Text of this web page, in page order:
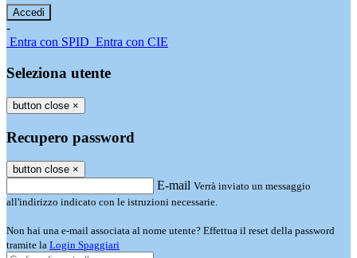
-
Entra con SPID Entra con CIE
Seleziona utente
button close ×
Recupero password
button close ×
E-mail Verrà inviato un messaggio
all'indirizzo indicato con le istruzioni necessarie.
Non hai una e-mail associata al nome utente? Effettua il reset della password
tramite la Login Spaggiari